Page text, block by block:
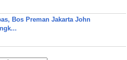
Bos Preman Jakarta John